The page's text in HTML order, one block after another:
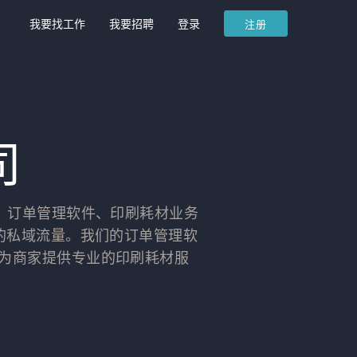
我要找工作 我要招聘 登录 注册
单管理软件、印刷耗材业务
域流量。我们的订单管理软
商家提供专业的印刷耗材服